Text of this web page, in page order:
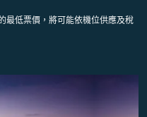
最低票價，將可能依機位供應及稅